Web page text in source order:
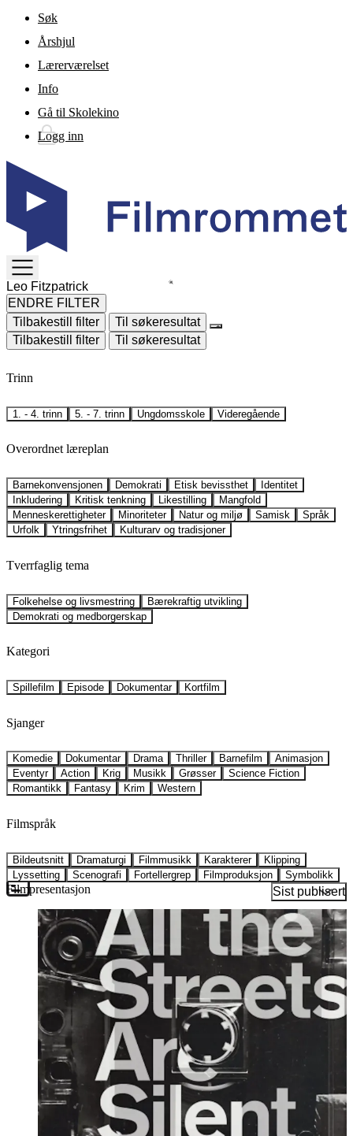
Gå til hovedinnhold
Søk
Årshjul
Lærerværelset
Info
Gå til Skolekino
Logg inn
TOGGLE
MENU
ENDRE FILTER
Tilbakestill filter
Til søkeresultat
Tilbakestill filter
Til søkeresultat
Trinn
1. - 4. trinn 5. - 7. trinn Ungdomsskole Videregående
Overordnet læreplan
Barnekonvensjonen Demokrati Etisk bevissthet
Identitet
Inkludering
Kritisk tenkning Likestilling
Mangfold
Menneskerettigheter
Minoriteter Natur og miljø Samisk
Språk
Urfolk
Ytringsfrihet Kulturarv og tradisjoner
Tverrfaglig tema
Folkehelse og livsmestring
Bærekraftig utvikling
Demokrati og medborgerskap
Kategori
Spillefilm Episode Dokumentar Kortfilm
Sjanger
Komedie Dokumentar Drama Thriller Barnefilm
Animasjon
Eventyr
Action Krig Musikk Grøsser
Science Fiction
Romantikk
Fantasy Krim Western
Filmspråk
Bildeutsnitt Dramaturgi Filmmusikk Karakterer
Klipping
Lyssetting
Scenografi Fortellergrep Filmproduksjon Symbolikk
Sist publisert
Filmpresentasjon